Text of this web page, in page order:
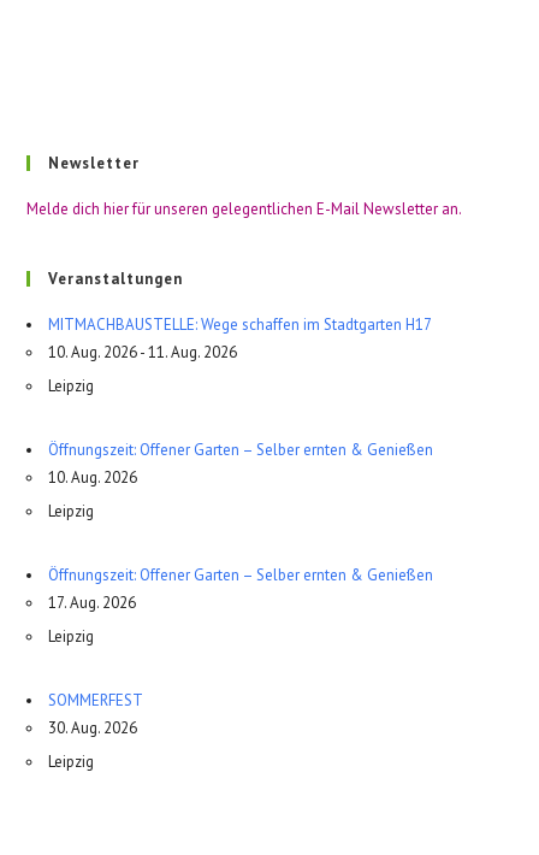
Newsletter
Melde dich hier für unseren gelegentlichen E-Mail Newsletter an.
Veranstaltungen
MITMACHBAUSTELLE: Wege schaffen im Stadtgarten H17
10. Aug. 2026 - 11. Aug. 2026
Leipzig
Öffnungszeit: Offener Garten – Selber ernten & Genießen
10. Aug. 2026
Leipzig
Öffnungszeit: Offener Garten – Selber ernten & Genießen
17. Aug. 2026
Leipzig
SOMMERFEST
30. Aug. 2026
Leipzig